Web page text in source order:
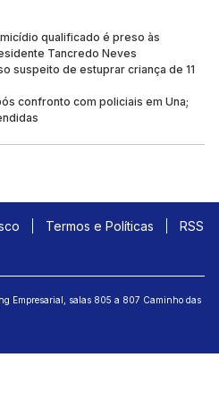
qualificado é preso às
Tancredo Neves
suspeito de estuprar criança de 11
confronto com policiais em Una;
Termos e Políticas RSS
Empresarial, salas 805 a 807 Caminho das